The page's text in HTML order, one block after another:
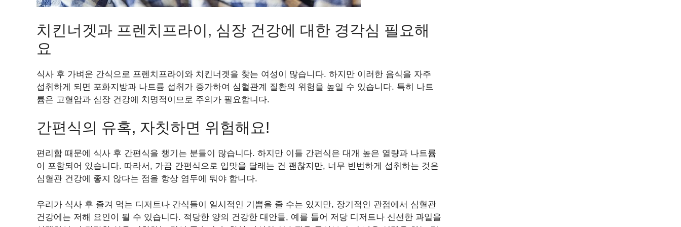
치킨너겟과 프렌치프라이, 심장 건강에 대한 경각심 필요해
요
식사 후 가벼운 간식으로 프렌치프라이와 치킨너겟을 찾는 여성이 많습니다. 하지만 이러한 음식을 자주
섭취하게 되면 포화지방과 나트륨 섭취가 증가하여 심혈관계 질환의 위험을 높일 수 있습니다. 특히 나트
륨은 고혈압과 심장 건강에 치명적이므로 주의가 필요합니다.
간편식의 유혹, 자칫하면 위험해요!
편리함 때문에 식사 후 간편식을 챙기는 분들이 많습니다. 하지만 이들 간편식은 대개 높은 열량과 나트륨
이 포함되어 있습니다. 따라서, 가끔 간편식으로 입맛을 달래는 건 괜찮지만, 너무 빈번하게 섭취하는 것은
심혈관 건강에 좋지 않다는 점을 항상 염두에 둬야 합니다.
우리가 식사 후 즐겨 먹는 디저트나 간식들이 일시적인 기쁨을 줄 수는 있지만, 장기적인 관점에서 심혈관
건강에는 저해 요인이 될 수 있습니다. 적당한 양의 건강한 대안들, 예를 들어 저당 디저트나 신선한 과일을